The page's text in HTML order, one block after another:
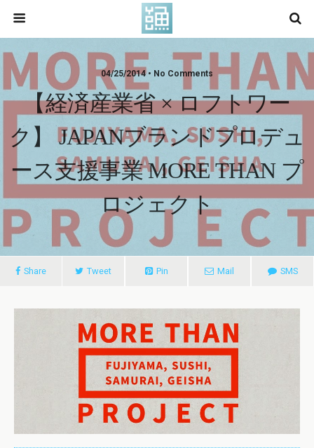
04/25/2014 • No Comments
【経済産業省 × ロフトワー
ク】 JAPANブランドプロデュ
ース支援事業 MORE THAN プ
ロジェクト
Share Tweet Pin Mail SMS